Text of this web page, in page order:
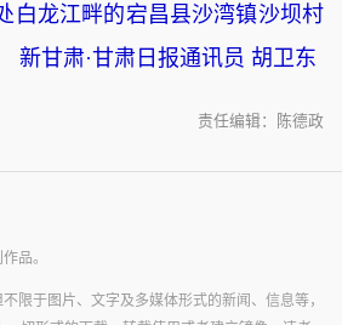
白龙江畔的宕昌县沙湾镇沙坝村
新甘肃·甘肃日报通讯员 胡卫东
责任编辑：陈德政
品。
限于图片、文字及多媒体形式的新闻、信息等，